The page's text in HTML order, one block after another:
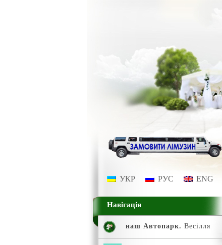
УКР РУС ENG
Навігація
наш Автопарк. Весілля